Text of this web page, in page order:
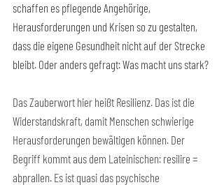
schaffen es pflegende Angehörige,
Herausforderungen und Krisen so zu gestalten,
dass die eigene Gesundheit nicht auf der Strecke
bleibt. Oder anders gefragt: Was macht uns stark?
Das Zauberwort hier heißt Resilienz. Das ist die
Widerstandskraft, damit Menschen schwierige
Herausforderungen bewältigen können. Der
Begriff kommt aus dem Lateinischen: resilire =
abprallen. Es ist quasi das psychische